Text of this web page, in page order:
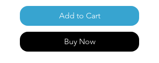
Add to Cart
Buy Now